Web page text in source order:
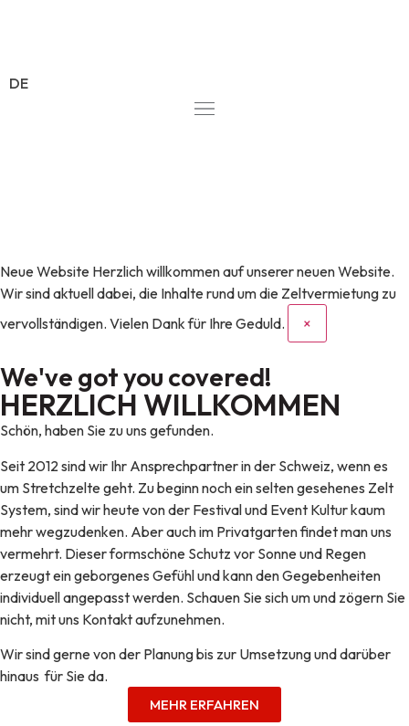
DE
Neue Website Herzlich willkommen auf unserer neuen Website.
Wir sind aktuell dabei, die Inhalte rund um die Zeltvermietung zu
vervollständigen. Vielen Dank für Ihre Geduld.
×
We've got you covered!
HERZLICH WILLKOMMEN
Schön, haben Sie zu uns gefunden.
Seit 2012 sind wir Ihr Ansprechpartner in der Schweiz, wenn es
um Stretchzelte geht. Zu beginn noch ein selten gesehenes Zelt
System, sind wir heute von der Festival und Event Kultur kaum
mehr wegzudenken. Aber auch im Privatgarten findet man uns
vermehrt. Dieser formschöne Schutz vor Sonne und Regen
erzeugt ein geborgenes Gefühl und kann den Gegebenheiten
individuell angepasst werden. Schauen Sie sich um und zögern Sie
nicht, mit uns Kontakt aufzunehmen.
Wir sind gerne von der Planung bis zur Umsetzung und darüber
hinaus für Sie da.
MEHR ERFAHREN